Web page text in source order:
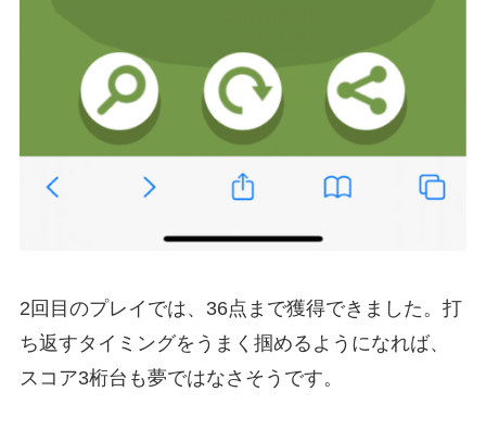
2回目のプレイでは、36点まで獲得できました。打
ち返すタイミングをうまく掴めるようになれば、
スコア3桁台も夢ではなさそうです。